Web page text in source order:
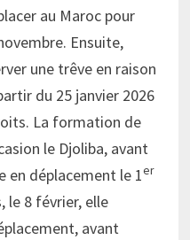
au Maroc pour
Ensuite,
une trêve en raison
du 25 janvier 2026
La formation de
le Djoliba, avant
en déplacement le 1er
le 8 février, elle
avant